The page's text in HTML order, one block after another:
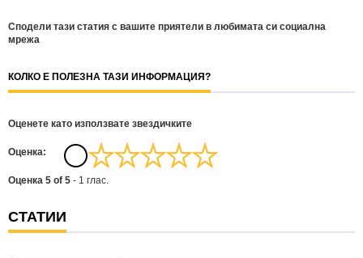
Сподели тази статия с вашите приятели в любимата си социална
мрежа
КОЛКО Е ПОЛЕЗНА ТАЗИ ИНФОРМАЦИЯ?
Оценете като използвате звездичките
Oценка:
Оценка 5 of 5 - 1 глас.
СТАТИИ